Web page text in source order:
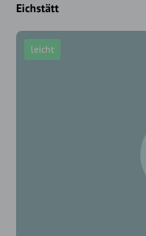
Eichstätt
leicht